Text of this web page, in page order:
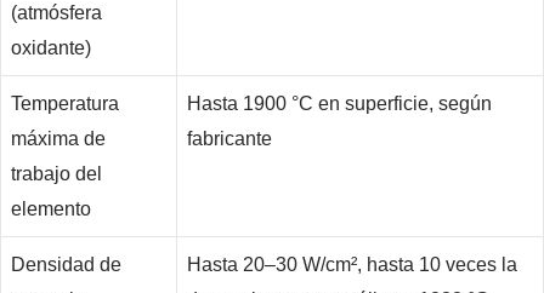
(atmósfera
oxidante)
Temperatura
máxima de
trabajo del
elemento
Hasta 1900 °C en superficie, según
fabricante
Densidad de
Hasta 20–30 W/cm², hasta 10 veces la